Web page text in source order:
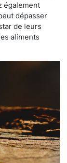
également
dépasser
de leurs
aliments